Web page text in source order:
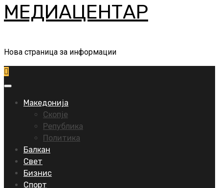
МЕДИАЦЕНТАР
Нова страница за информации
Primary
Македонија
Скопје
Република
Политика
Балкан
Свет
Бизнис
Спорт